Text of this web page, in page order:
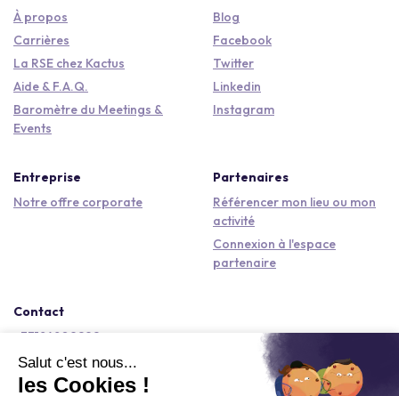
À propos
Carrières
La RSE chez Kactus
Aide & F.A.Q.
Baromètre du Meetings &
Events
Blog
Facebook
Twitter
Linkedin
Instagram
Entreprise
Notre offre corporate
Partenaires
Référencer mon lieu ou mon
activité
Connexion à l'espace
partenaire
Contact
+33184809292
hello@kactus.com